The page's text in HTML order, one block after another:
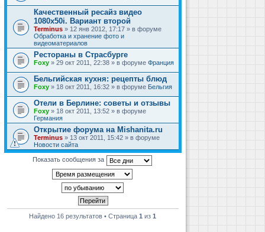
Качественный ресайз видео
1080x50i. Вариант второй
Terminus » 12 янв 2012, 17:17 » в форуме
Обработка и хранение фото и
видеоматериалов
Рестораны в Страсбурге
Foxy » 29 окт 2011, 22:38 » в форуме Франция
Бельгийская кухня: рецепты блюд
Foxy » 18 окт 2011, 16:32 » в форуме Бельгия
Отели в Берлине: советы и отзывы
Foxy » 18 окт 2011, 13:52 » в форуме
Германия
Открытие форума на Mishanita.ru
Terminus » 13 окт 2011, 15:42 » в форуме
Новости сайта
Показать сообщения за
Найдено 16 результатов • Страница1 из1